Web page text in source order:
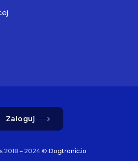
Zaloguj
2018 – 2024 © Dogtronic.io